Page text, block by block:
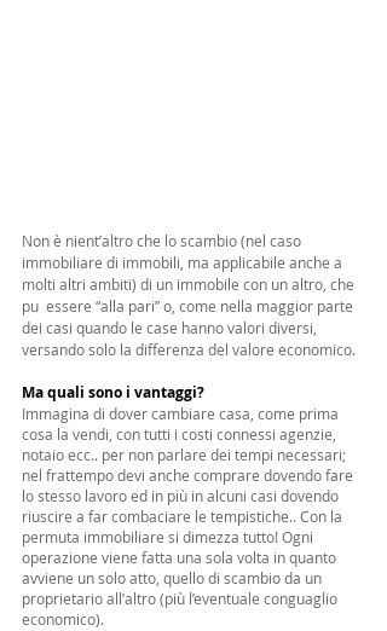
Non è nient’altro che lo scambio (nel caso
immobiliare di immobili, ma applicabile anche a
molti altri ambiti) di un immobile con un altro, che
pu  essere “alla pari” o, come nella maggior parte
dei casi quando le case hanno valori diversi,
versando solo la differenza del valore economico.
Ma quali sono i vantaggi?
Immagina di dover cambiare casa, come prima
cosa la vendi, con tutti i costi connessi agenzie,
notaio ecc.. per non parlare dei tempi necessari;
nel frattempo devi anche comprare dovendo fare
lo stesso lavoro ed in più in alcuni casi dovendo
riuscire a far combaciare le tempistiche.. Con la
permuta immobiliare si dimezza tutto! Ogni
operazione viene fatta una sola volta in quanto
avviene un solo atto, quello di scambio da un
proprietario all’altro (più l’eventuale conguaglio
economico).